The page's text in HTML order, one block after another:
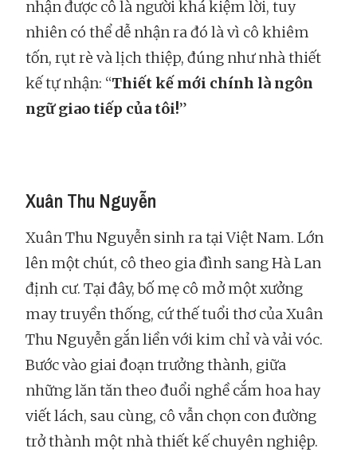
nhận được cô là người khá kiệm lời, tuy
nhiên có thể dễ nhận ra đó là vì cô khiêm
tốn, rụt rè và lịch thiệp, đúng như nhà thiết
kế tự nhận: “Thiết kế mới chính là ngôn
ngữ giao tiếp của tôi!”
Xuân Thu Nguyễn
Xuân Thu Nguyễn sinh ra tại Việt Nam. Lớn
lên một chút, cô theo gia đình sang Hà Lan
định cư. Tại đây, bố mẹ cô mở một xưởng
may truyền thống, cứ thế tuổi thơ của Xuân
Thu Nguyễn gắn liền với kim chỉ và vải vóc.
Bước vào giai đoạn trưởng thành, giữa
những lăn tăn theo đuổi nghề cắm hoa hay
viết lách, sau cùng, cô vẫn chọn con đường
trở thành một nhà thiết kế chuyên nghiệp.